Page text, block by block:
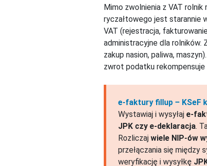
Mimo zwolnienia z VAT
ryczałtowego jest starannie
VAT (rejestracja,
administracyjne dla rolników.
zakup nasion, paliwa,
zwrot podatku
e-faktury fillup – KSeF
Wystawiaj i wysyłaj e-
JPK czy e-deklaracja.
Rozliczaj wiele NIP-ów
przełączania się między
weryfikację i wysyłkę